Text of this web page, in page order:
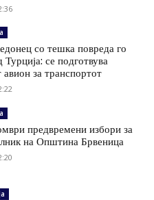
со тешка повреда го
Турција: се подготвува
авион за транспортот
предвремени избори за
на Општина Брвеница